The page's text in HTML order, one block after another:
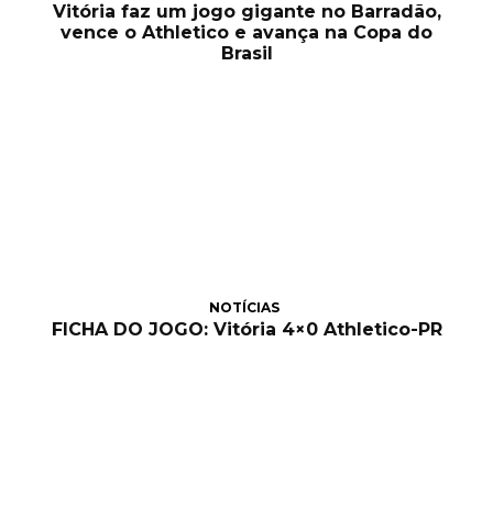
Vitória faz um jogo gigante no Barradão,
vence o Athletico e avança na Copa do
Brasil
NOTÍCIAS
FICHA DO JOGO: Vitória 4×0 Athletico-PR